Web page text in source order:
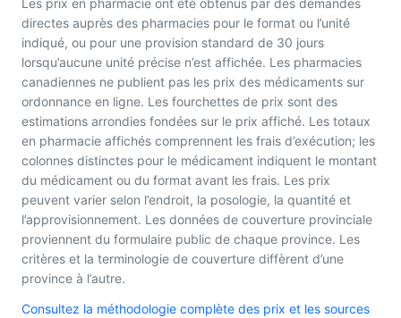
directes auprès des pharmacies pour le format ou l’unité
indiqué, ou pour une provision standard de 30 jours
lorsqu’aucune unité précise n’est affichée. Les pharmacies
canadiennes ne publient pas les prix des médicaments sur
ordonnance en ligne. Les fourchettes de prix sont des
estimations arrondies fondées sur le prix affiché. Les totaux
en pharmacie affichés comprennent les frais d’exécution; les
colonnes distinctes pour le médicament indiquent le montant
du médicament ou du format avant les frais. Les prix
peuvent varier selon l’endroit, la posologie, la quantité et
l’approvisionnement. Les données de couverture provinciale
proviennent du formulaire public de chaque province. Les
critères et la terminologie de couverture diffèrent d’une
province à l’autre.
Consultez la méthodologie complète des prix et les sources